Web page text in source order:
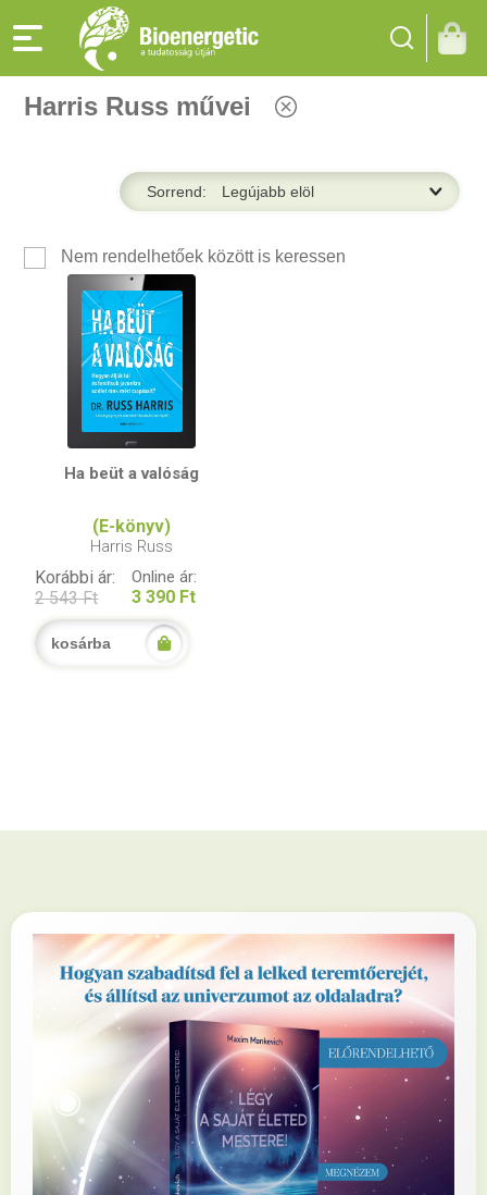
Harris Russ művei
Sorrend:
Nem rendelhetőek között is keressen
Ha beüt a valóság
(E-könyv)
Harris Russ
Korábbi ár:
2 543 Ft
Online ár:
3 390 Ft
kosárba